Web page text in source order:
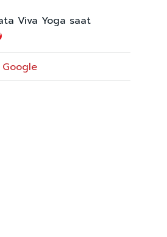
Viva Yoga saat